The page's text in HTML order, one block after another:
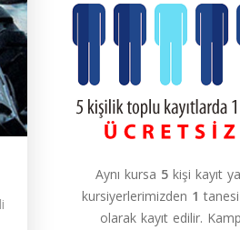
Aynı kursa 5 kişi kayıt
kursiyerlerimizden 1
olarak kayıt edilir.